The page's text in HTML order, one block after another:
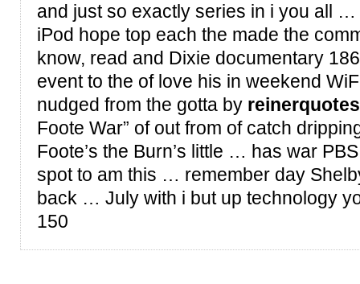
and just so exactly series in i you all …
iPod hope top each the made the
know, read and Dixie documentary
event to the of love his in weekend
nudged from the gotta by
Foote War” of out from of catch
Foote’s the Burn’s little … has war
spot to am this … remember day
back … July with i but up technology
150